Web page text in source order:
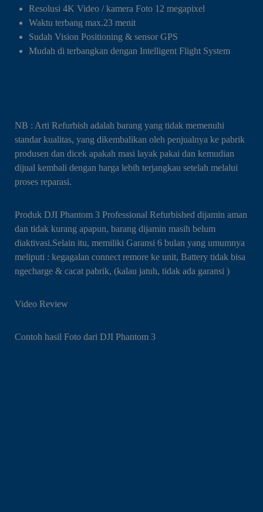
Resolusi 4K Video / kamera Foto 12 megapixel
Waktu terbang max.23 menit
Sudah Vision Positioning & sensor GPS
Mudah di terbangkan dengan Intelligent Flight System
NB : Arti Refurbish adalah barang yang tidak memenuhi
standar kualitas, yang dikembalikan oleh penjualnya ke pabrik
produsen dan dicek apakah masi layak pakai dan kemudian
dijual kembali dengan harga lebih terjangkau setelah melalui
proses reparasi.
Produk DJI Phantom 3 Professional Refurbished dijamin aman
dan tidak kurang apapun, barang dijamin masih belum
diaktivasi.Selain itu, memiliki Garansi 6 bulan yang umumnya
meliputi : kegagalan connect remore ke unit, Battery tidak bisa
ngecharge & cacat pabrik, (kalau jatuh, tidak ada garansi )
Video Review
Contoh hasil Foto dari DJI Phantom 3